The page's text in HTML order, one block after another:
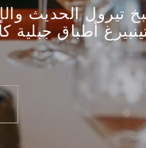
تيرول الحديث
أطباق